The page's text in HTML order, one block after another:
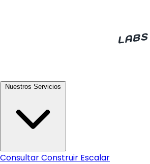
ConsultarConstruir Escalar